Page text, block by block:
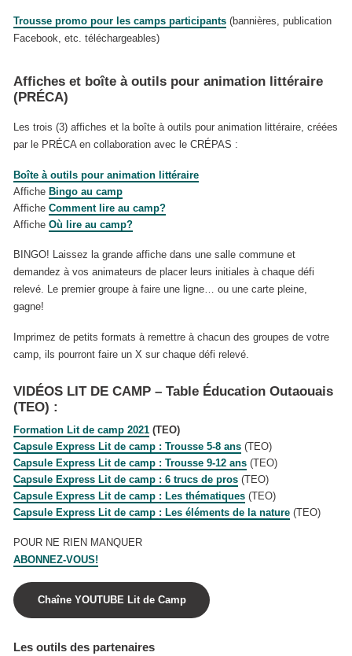
Trousse promo pour les camps participants (bannières, publication
Facebook, etc. téléchargeables)
Affiches et boîte à outils pour animation littéraire
(PRÉCA)
Les trois (3) affiches et la boîte à outils pour animation littéraire, créées
par le PRÉCA en collaboration avec le CRÉPAS :
Boîte à outils pour animation littéraire
Affiche Bingo au camp
Affiche Comment lire au camp?
Affiche Où lire au camp?
BINGO! Laissez la grande affiche dans une salle commune et
demandez à vos animateurs de placer leurs initiales à chaque défi
relevé. Le premier groupe à faire une ligne… ou une carte pleine,
gagne!
Imprimez de petits formats à remettre à chacun des groupes de votre
camp, ils pourront faire un X sur chaque défi relevé.
VIDÉOS LIT DE CAMP – Table Éducation Outaouais
(TEO) :
Formation Lit de camp 2021 (TEO)
Capsule Express Lit de camp : Trousse 5-8 ans (TEO)
Capsule Express Lit de camp : Trousse 9-12 ans (TEO)
Capsule Express Lit de camp : 6 trucs de pros (TEO)
Capsule Express Lit de camp : Les thématiques (TEO)
Capsule Express Lit de camp : Les éléments de la nature (TEO)
POUR NE RIEN MANQUER
ABONNEZ-VOUS!
Chaîne YOUTUBE Lit de Camp
Les outils des partenaires